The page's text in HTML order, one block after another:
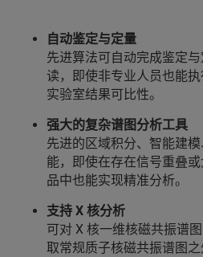
自动鉴定与定量
先进算法可自动完成鉴定
读，即使非专业人员也能
实验室结果可比性。
强大的复杂谱图分析工具
先进的区域积分、智能建
能，即使在存在信号重叠
品中也能实现精准分析。
支持 X 核分析
可对 X 核一维核磁共振谱
取常规质子核磁共振谱图之